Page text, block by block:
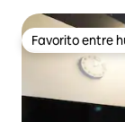
Favorito entre
Favorito entre